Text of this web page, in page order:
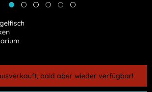
bald aber wieder verfügbar!